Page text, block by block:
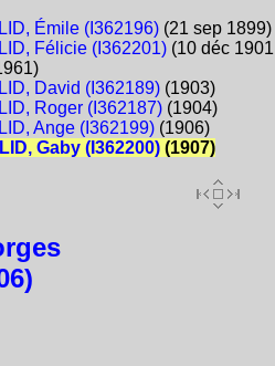
Émile (I362196)(21 sep 1899)
Félicie (I362201)(10 déc
David (I362189)(1903)
Roger (I362187)(1904)
Ange (I362199)(1906)
Gaby (I362200)(1907)